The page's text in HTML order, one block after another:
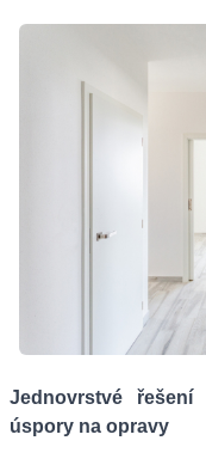
Jednovrstvé
úspory na opravy